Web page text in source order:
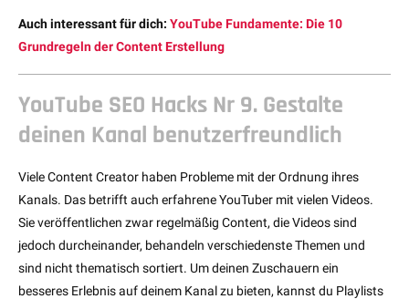
Auch interessant für dich: YouTube Fundamente: Die 10
Grundregeln der Content Erstellung
YouTube SEO Hacks Nr 9. Gestalte
deinen Kanal benutzerfreundlich
Viele Content Creator haben Probleme mit der Ordnung ihres
Kanals. Das betrifft auch erfahrene YouTuber mit vielen Videos.
Sie veröffentlichen zwar regelmäßig Content, die Videos sind
jedoch durcheinander, behandeln verschiedenste Themen und
sind nicht thematisch sortiert. Um deinen Zuschauern ein
besseres Erlebnis auf deinem Kanal zu bieten, kannst du Playlists